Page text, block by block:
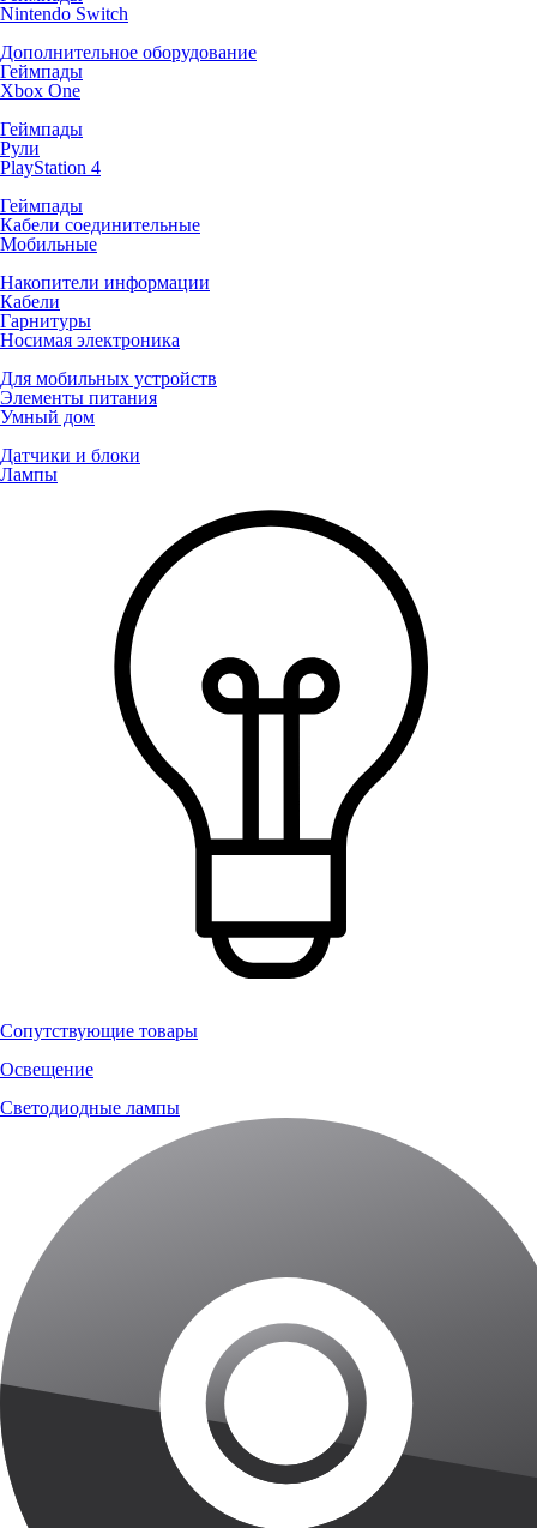
Nintendo Switch
Дополнительное оборудование
Геймпады
Xbox One
Геймпады
Рули
PlayStation 4
Геймпады
Кабели соединительные
Мобильные
Накопители информации
Кабели
Гарнитуры
Носимая электроника
Для мобильных устройств
Элементы питания
Умный дом
Датчики и блоки
Лампы
Сопутствующие товары
Освещение
Светодиодные лампы